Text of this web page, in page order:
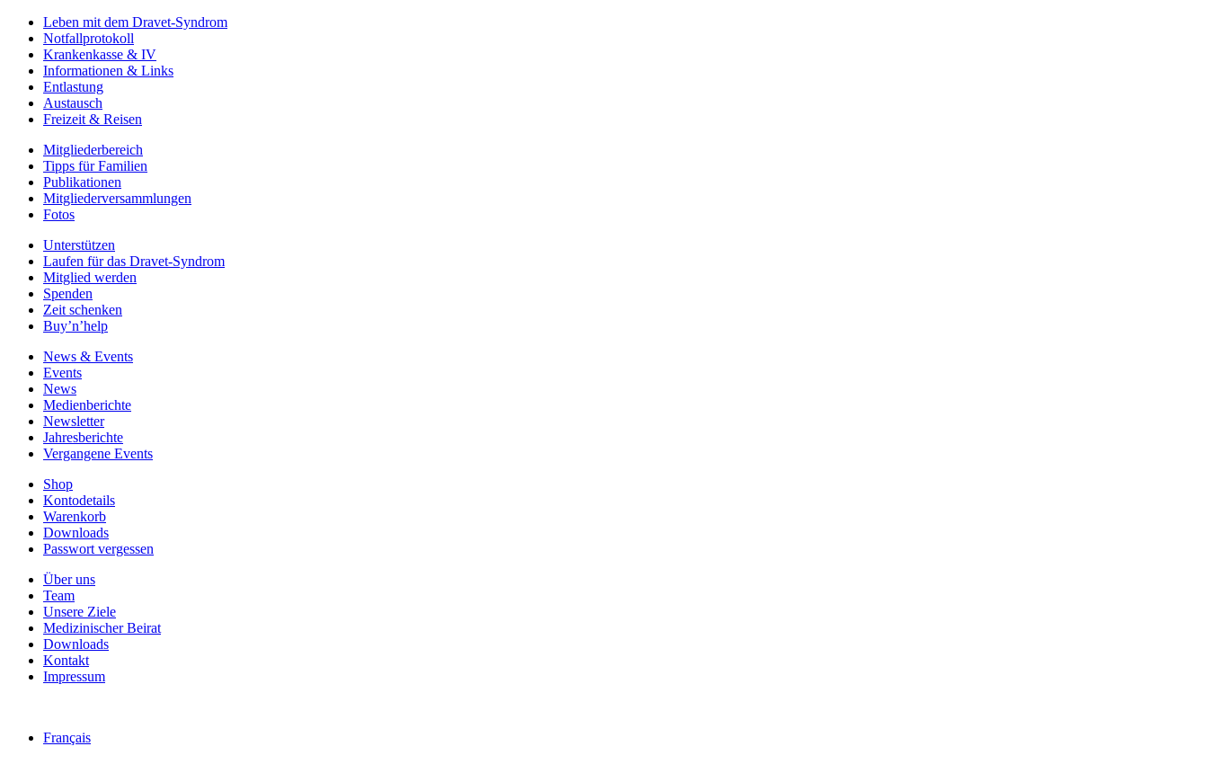
Leben mit dem Dravet-Syndrom
Notfallprotokoll
Krankenkasse & IV
Informationen & Links
Entlastung
Austausch
Freizeit & Reisen
Mitgliederbereich
Tipps für Familien
Publikationen
Mitgliederversammlungen
Fotos
Unterstützen
Laufen für das Dravet-Syndrom
Mitglied werden
Spenden
Zeit schenken
Buy’n’help
News & Events
Events
News
Medienberichte
Newsletter
Jahresberichte
Vergangene Events
Shop
Kontodetails
Warenkorb
Downloads
Passwort vergessen
Über uns
Team
Unsere Ziele
Medizinischer Beirat
Downloads
Kontakt
Impressum
Français